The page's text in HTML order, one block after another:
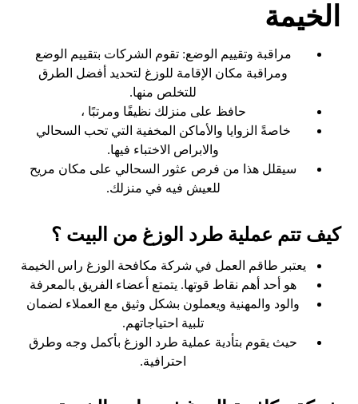
الخيمة
مراقبة وتقييم الوضع: تقوم الشركات بتقييم الوضع
ومراقبة مكان الإقامة للوزغ لتحديد أفضل الطرق
للتخلص منها.
حافظ على منزلك نظيفًا ومرتبًا ،
خاصةً الزوايا والأماكن المخفية التي تحب السحالي
والابراص الاختباء فيها.
سيقلل هذا من فرص عثور السحالي على مكان مريح
للعيش فيه في منزلك.
كيف تتم عملية طرد الوزغ من البيت ؟
يعتبر طاقم العمل في شركة مكافحة الوزغ راس الخيمة
هو أحد أهم نقاط قوتها. يتمتع أعضاء الفريق بالمعرفة
والود والمهنية ويعملون بشكل وثيق مع العملاء لضمان
تلبية احتياجاتهم.
حيث يقوم بتأدية عملية طرد الوزغ بأكمل وجه وطرق
احترافية.